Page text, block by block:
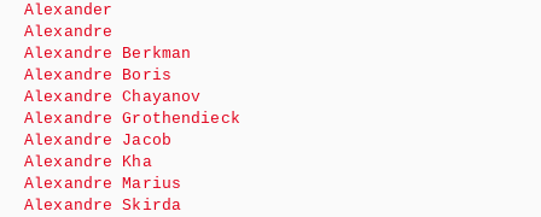
Alexander
Alexandre
Alexandre Berkman
Alexandre Boris
Alexandre Chayanov
Alexandre Grothendieck
Alexandre Jacob
Alexandre Kha
Alexandre Marius
Alexandre Skirda